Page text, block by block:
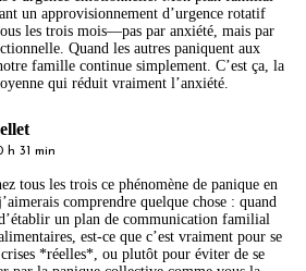
un approvisionnement d’urgence rotatif
les trois mois—pas par anxiété, mais par
Quand les autres paniquent aux
famille continue simplement. C’est ça, la
qui réduit vraiment l’anxiété.
h 31 min
tous les trois ce phénomène de panique en
comprendre quelque chose : quand
un plan de communication familial
est-ce que c’est vraiment pour se
crises *réelles*, ou plutôt pour éviter de se